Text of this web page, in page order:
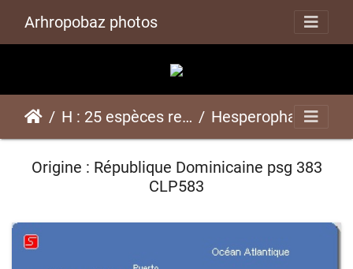
Arhropobaz photos
H : 25 espèces représentées ici Hesperophasma sp "Samana"psg 383 CLP583
Origine : République Dominicaine psg 383
CLP583